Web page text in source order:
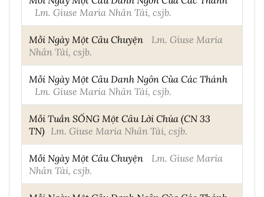
Lm. Giuse Maria Nhân Tài, csjb.
Mỗi Ngày Một Câu Chuyện
Lm. Giuse Maria
Nhân Tài, csjb.
Mỗi Ngày Một Câu Danh Ngôn Của Các Thánh
Lm. Giuse Maria Nhân Tài, csjb.
Mỗi Tuần SỐNG Một Câu Lời Chúa (CN 33
TN) Lm. Giuse Maria Nhân Tài, csjb.
Mỗi Ngày Một Câu Chuyện
Lm. Giuse Maria
Nhân Tài, csjb.